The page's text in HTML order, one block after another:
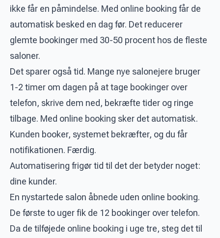
ikke får en påmindelse. Med online booking får de
automatisk besked en dag før. Det reducerer
glemte bookinger med 30-50 procent hos de fleste
saloner.
Det sparer også tid. Mange nye salonejere bruger
1-2 timer om dagen på at tage bookinger over
telefon, skrive dem ned, bekræfte tider og ringe
tilbage. Med online booking sker det automatisk.
Kunden booker, systemet bekræfter, og du får
notifikationen. Færdig.
Automatisering frigør tid til det der betyder noget:
dine kunder.
En nystartede salon åbnede uden online booking.
De første to uger fik de 12 bookinger over telefon.
Da de tilføjede online booking i uge tre, steg det til